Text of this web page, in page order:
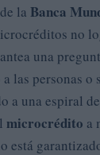
la Banca
no
una
las personas o
a una espiral
microcrédito a
está